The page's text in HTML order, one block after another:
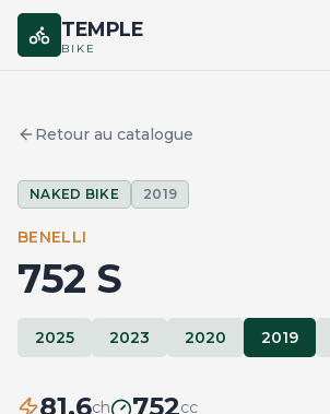
TEMPLE
BIKE
MARQUES
COMPARER
Retour au catalogue
NAKED BIKE 2019
BENELLI
752 S
2025 2023 2020 2019
81.6ch 752cc